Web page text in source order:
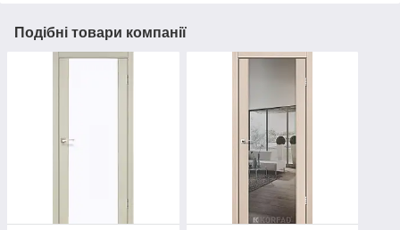
Подібні товари компанії